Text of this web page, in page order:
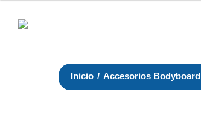
Inicio / Accesorios Bodyboard